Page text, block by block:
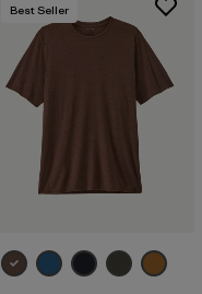
Best Seller